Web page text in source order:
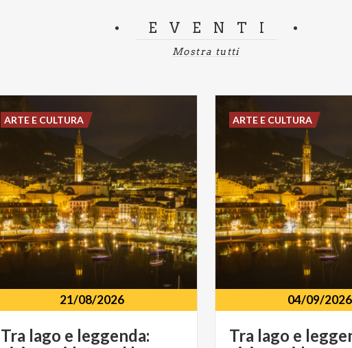
EVENTI
Mostra tutti
21/08/2026
Tra lago e leggenda:
ARTE E CULTURA
04/09/2026
Tra lago e
ARTE E CULTURA